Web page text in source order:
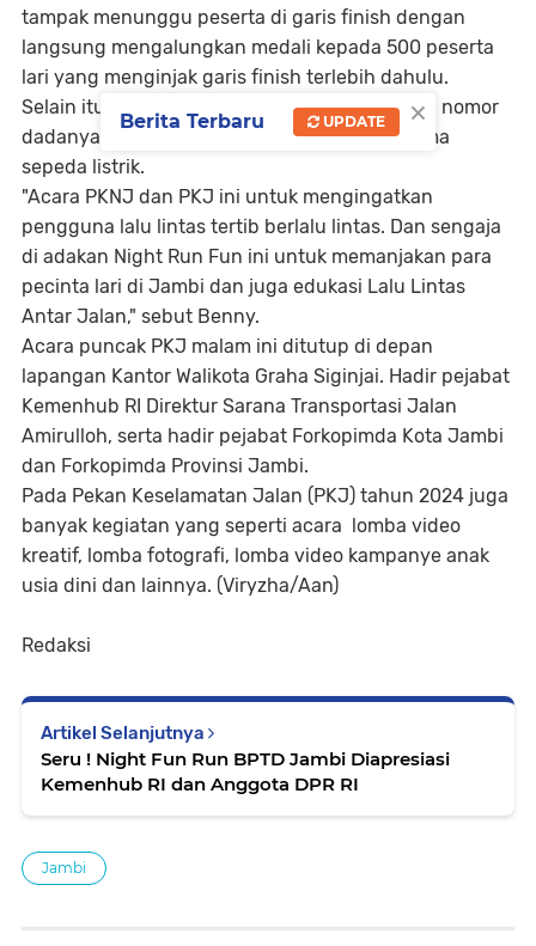
tampak menunggu peserta di garis finish dengan
langsung mengalungkan medali kepada 500 peserta
lari yang menginjak garis finish terlebih dahulu.
Selain itu, para peserta juga berhak mengundi nomor
dadanya untuk mempersebutkan hadiah utama
sepeda listrik.
"Acara PKNJ dan PKJ ini untuk mengingatkan
pengguna lalu lintas tertib berlalu lintas. Dan sengaja
di adakan Night Run Fun ini untuk memanjakan para
pecinta lari di Jambi dan juga edukasi Lalu Lintas
Antar Jalan," sebut Benny.
Acara puncak PKJ malam ini ditutup di depan
lapangan Kantor Walikota Graha Siginjai. Hadir pejabat
Kemenhub RI Direktur Sarana Transportasi Jalan
Amirulloh, serta hadir pejabat Forkopimda Kota Jambi
dan Forkopimda Provinsi Jambi.
Pada Pekan Keselamatan Jalan (PKJ) tahun 2024 juga
banyak kegiatan yang seperti acara lomba video
kreatif, lomba fotografi, lomba video kampanye anak
usia dini dan lainnya. (Viryzha/Aan)
Redaksi
Artikel Selanjutnya
Seru ! Night Fun Run BPTD Jambi Diapresiasi
Kemenhub RI dan Anggota DPR RI
Jambi
×
Berita Terbaru UPDATE